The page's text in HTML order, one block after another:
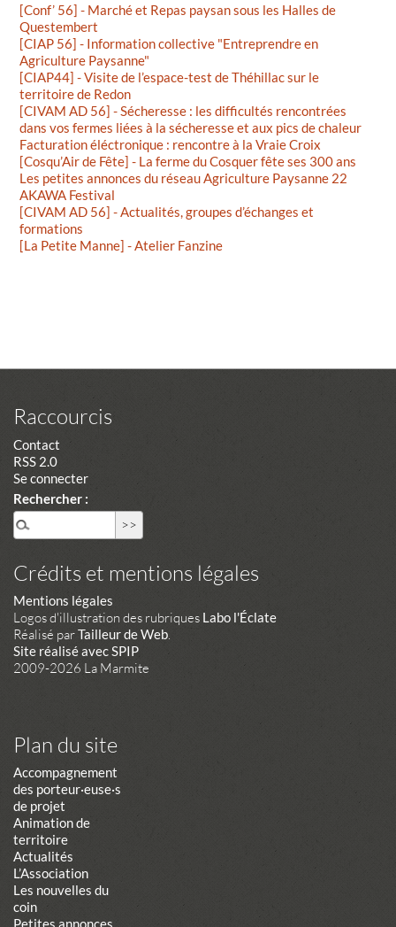
[Conf’ 56] - Marché et Repas paysan sous les Halles de
Questembert
[CIAP 56] - Information collective "Entreprendre en
Agriculture Paysanne"
[CIAP44] - Visite de l’espace-test de Théhillac sur le
territoire de Redon
[CIVAM AD 56] - Sécheresse : les difficultés rencontrées
dans vos fermes liées à la sécheresse et aux pics de chaleur
Facturation éléctronique : rencontre à la Vraie Croix
[Cosqu’Air de Fête] - La ferme du Cosquer fête ses 300 ans
Les petites annonces du réseau Agriculture Paysanne 22
AKAWA Festival
[CIVAM AD 56] - Actualités, groupes d’échanges et
formations
[La Petite Manne] - Atelier Fanzine
Raccourcis
Contact
RSS 2.0
Se connecter
Rechercher :
Crédits et mentions légales
Mentions légales
Logos d'illustration des rubriques Labo l'Éclate
Réalisé parTailleur de Web.
Site réalisé avec SPIP
2009-2026 La Marmite
Plan du site
Accompagnement
des porteur·euse·s
de projet
Animation de
territoire
Actualités
L’Association
Les nouvelles du
coin
Petites annonces